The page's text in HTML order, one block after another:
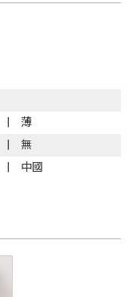
薄
無
中國